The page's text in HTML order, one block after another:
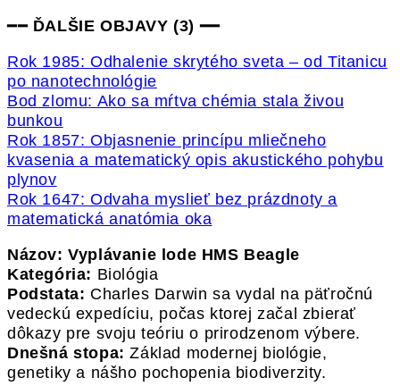
━━ ĎALŠIE OBJAVY (3) ━━
Rok 1985: Odhalenie skrytého sveta – od Titanicu
po nanotechnológie
Bod zlomu: Ako sa mŕtva chémia stala živou
bunkou
Rok 1857: Objasnenie princípu mliečneho
kvasenia a matematický opis akustického pohybu
plynov
Rok 1647: Odvaha myslieť bez prázdnoty a
matematická anatómia oka
Názov: Vyplávanie lode HMS Beagle
Kategória: Biológia
Podstata: Charles Darwin sa vydal na päťročnú
vedeckú expedíciu, počas ktorej začal zbierať
dôkazy pre svoju teóriu o prirodzenom výbere.
Dnešná stopa: Základ modernej biológie,
genetiky a nášho pochopenia biodiverzity.